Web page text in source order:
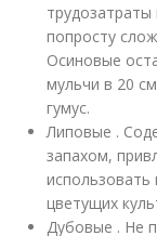
попросту
Осиновые
мульчи в 20
гумус.
Липовые .
запахом,
использовать
цветущих
Дубовые . Не